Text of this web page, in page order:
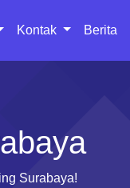
Kontak Berita
Surabaya!